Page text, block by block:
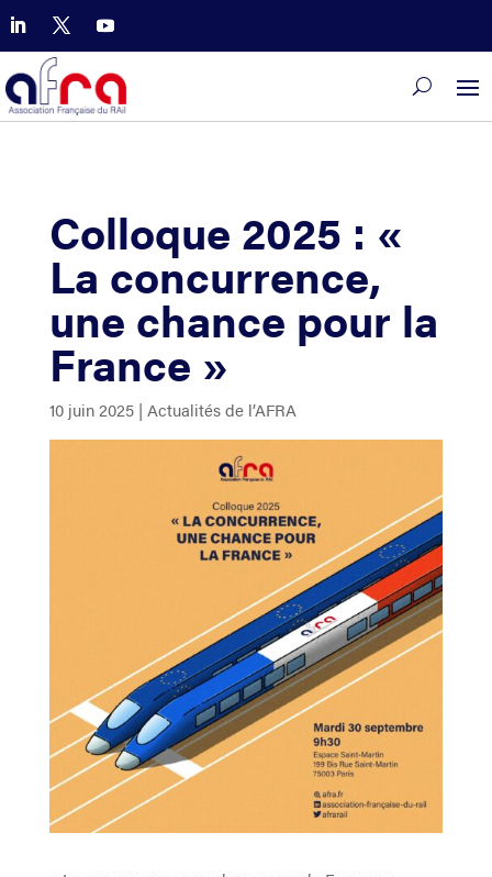
Colloque 2025 : «
La concurrence,
une chance pour la
France »
10 juin 2025| Actualités de l’AFRA